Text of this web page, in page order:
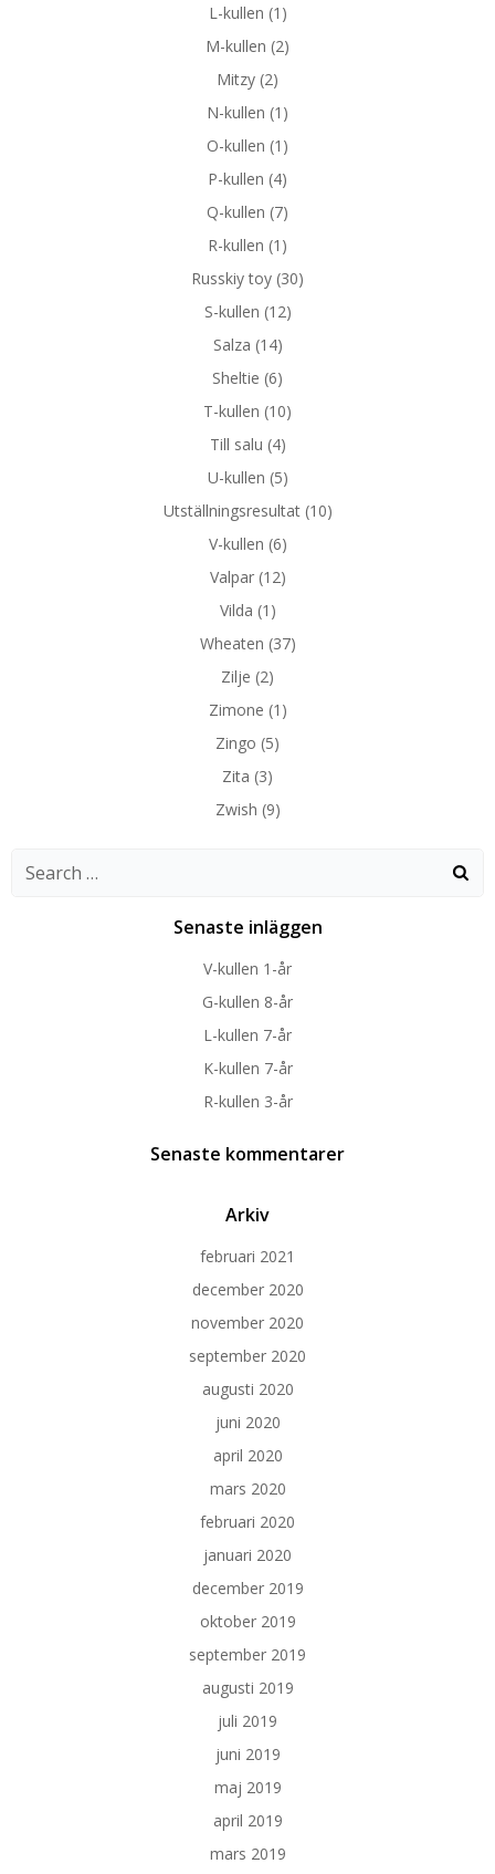
L-kullen (1)
M-kullen (2)
Mitzy (2)
N-kullen (1)
O-kullen (1)
P-kullen (4)
Q-kullen (7)
R-kullen (1)
Russkiy toy (30)
S-kullen (12)
Salza (14)
Sheltie (6)
T-kullen (10)
Till salu (4)
U-kullen (5)
Utställningsresultat(10)
V-kullen (6)
Valpar(12)
Vilda (1)
Wheaten (37)
Zilje (2)
Zimone (1)
Zingo (5)
Zita (3)
Zwish (9)
Search
Senaste inläggen
V-kullen 1-år
G-kullen 8-år
L-kullen 7-år
K-kullen 7-år
R-kullen 3-år
Senaste kommentarer
Arkiv
februari 2021
december 2020
november 2020
september 2020
augusti 2020
juni 2020
april 2020
mars 2020
februari 2020
januari 2020
december 2019
oktober 2019
september 2019
augusti 2019
juli 2019
juni 2019
maj 2019
april 2019
mars 2019